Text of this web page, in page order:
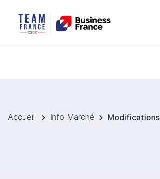
Accueil Info Marché